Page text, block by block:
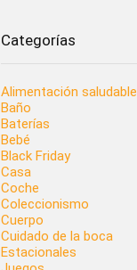
Categorías
Alimentación saludable
Baño
Baterías
Bebé
Black Friday
Casa
Coche
Coleccionismo
Cuerpo
Cuidado de la boca
Estacionales